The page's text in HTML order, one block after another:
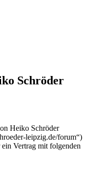
Schröder
Heiko Schröder
leipzig.de/forum“)
Vertrag mit folgenden